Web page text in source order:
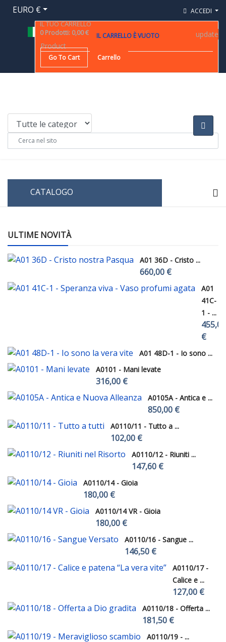
EURO € ACCEDI
IL TUO CARRELLO
0 Prodotti: 0,00 € IL CARRELLO È VUOTO
Product
update
Go To Cart Carrello
CATALOGO
ULTIME NOVITÀ
A01 36D - Cristo ...
660,00 €
A01
41C-
1 - ...
455,00
€
A01 48D-1 - Io sono ...
A0101 - Mani levate
316,00 €
A0105A - Antica e ...
850,00 €
A0110/11 - Tutto a ...
102,00 €
A0110/12 - Riuniti ...
147,60 €
A0110/14 - Gioia
180,00 €
A0110/14 VR - Gioia
180,00 €
A0110/16 - Sangue ...
146,50 €
A0110/17 -
Calice e ...
127,00 €
A0110/18 - Offerta ...
181,50 €
A0110/19 - ...